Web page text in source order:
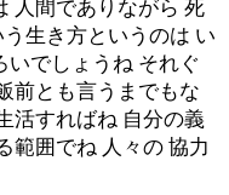
人間でありながら 死
生き方というのは い
いでしょうね それぐ
前とも言うまでもな
活すればね 自分の義
範囲でね 人々の 協力